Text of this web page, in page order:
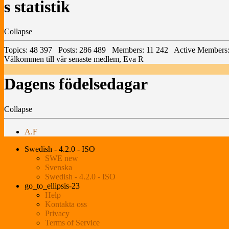
s statistik
Collapse
Topics: 48 397 Posts: 286 489 Members: 11 242 Active
Välkommen till vår senaste medlem, Eva R
Dagens födelsedagar
Collapse
A.F
Swedish - 4.2.0 - ISO
SWE new
Svenska
Swedish - 4.2.0 - ISO
go_to_ellipsis-23
Help
Kontakta oss
Privacy
Terms of Service